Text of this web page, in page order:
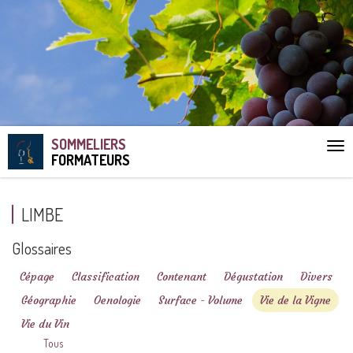
SOMMELIERS
FORMATEURS
LIMBE
Glossaires
Cépage Classification Contenant Dégustation
Divers
Géographie
Oenologie Surface - Volume
Vie de la Vigne
Vie du Vin
Tous